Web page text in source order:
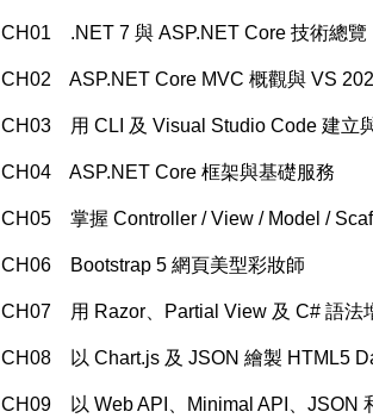
CH01 .NET 7 與 ASP.NET Core 技術總覽
CH02 ASP.NET Core MVC 概觀與 VS
CH03 用 CLI 及 Visual Studio Code 建立
CH04 ASP.NET Core 框架與基礎服務
CH05 掌握 Controller / View / Model /
CH06 Bootstrap 5 網頁美型彩妝師
CH07 用 Razor、Partial View 及 C# 語法
CH08 以 Chart.js 及 JSON 繪製 HTML5
CH09 以 Web API、Minimal API、JSON